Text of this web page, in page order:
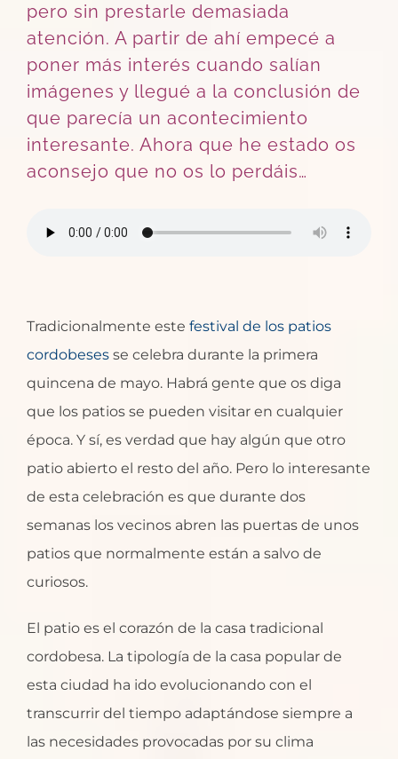
pero sin prestarle demasiada
atención. A partir de ahí empecé a
poner más interés cuando salían
imágenes y llegué a la conclusión de
que parecía un acontecimiento
interesante. Ahora que he estado os
aconsejo que no os lo perdáis…
Tradicionalmente este festival de los patios
cordobeses se celebra durante la primera
quincena de mayo. Habrá gente que os diga
que los patios se pueden visitar en cualquier
época. Y sí, es verdad que hay algún que otro
patio abierto el resto del año. Pero lo interesante
de esta celebración es que durante dos
semanas los vecinos abren las puertas de unos
patios que normalmente están a salvo de
curiosos.
El patio es el corazón de la casa tradicional
cordobesa. La tipología de la casa popular de
esta ciudad ha ido evolucionando con el
transcurrir del tiempo adaptándose siempre a
las necesidades provocadas por su clima